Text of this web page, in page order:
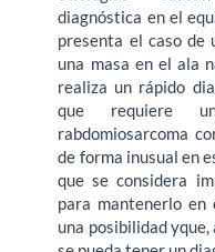
diagnóstica en el
presenta el caso de
una masa en el ala
realiza un rápido
que requiere
rabdomiosarcoma
de forma inusual en
que se considera
para mantenerlo en
una posibilidad